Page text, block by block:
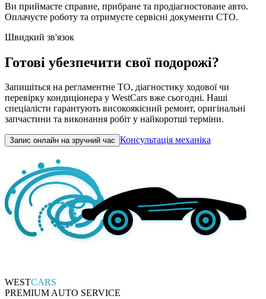
Ви приймаєте справне, прибране та продіагностоване авто.
Оплачуєте роботу та отримуєте сервісні документи СТО.
Швидкий зв'язок
Готові убезпечити свої подорожі?
Запишіться на регламентне ТО, діагностику ходової чи
перевірку кондиціонера у WestCars вже сьогодні. Наші
спеціалісти гарантують високоякісний ремонт, оригінальні
запчастини та виконання робіт у найкоротші терміни.
Запис онлайн на зручний час Консультація механіка
WESTCARS
PREMIUM AUTO SERVICE